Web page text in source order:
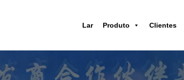
Lar Produto Clientes